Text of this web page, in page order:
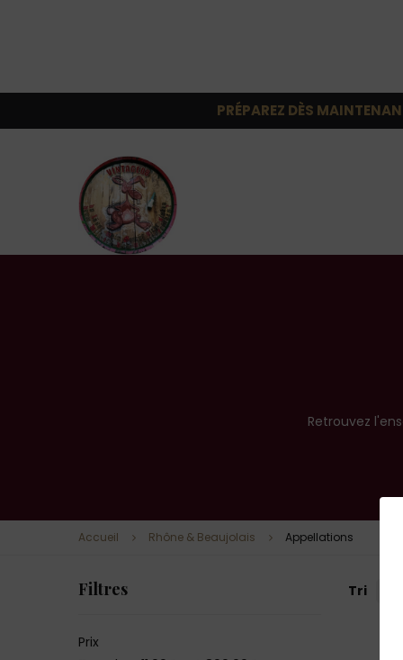
PRÉPAREZ DÈS
Retrouvez
Accueil Rhône & Beaujolais Appellations
Filtres
Prix
Tri